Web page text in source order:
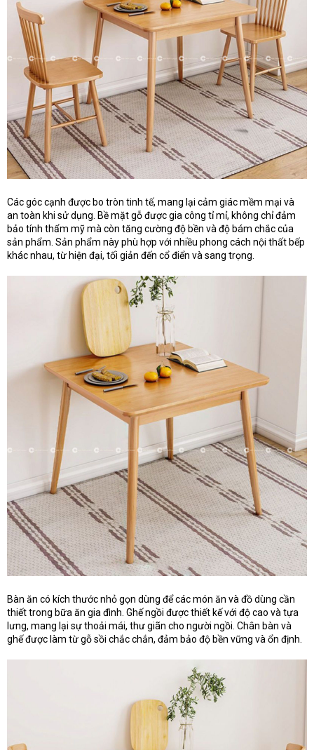
Các góc cạnh được bo tròn tinh tế, mang lại cảm giác mềm mại và
an toàn khi sử dụng. Bề mặt gỗ được gia công tỉ mỉ, không chỉ đảm
bảo tính thẩm mỹ mà còn tăng cường độ bền và độ bám chắc của
sản phẩm. Sản phẩm này phù hợp với nhiều phong cách nội thất bếp
khác nhau, từ hiện đại, tối giản đến cổ điển và sang trọng.
Bàn ăn có kích thước nhỏ gọn dùng để các món ăn và đồ dùng cần
thiết trong bữa ăn gia đình. Ghế ngồi được thiết kế với độ cao và tựa
lưng, mang lại sự thoải mái, thư giãn cho người ngồi. Chân bàn và
ghế được làm từ gỗ sồi chắc chắn, đảm bảo độ bền vững và ổn định.